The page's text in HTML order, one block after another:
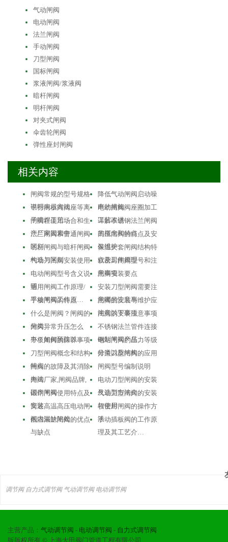
气动闸阀
电动闸阀
法兰闸阀
手动闸阀
刀型闸阀
国标闸阀
浆液闸阀/浆液阀
暗杆闸阀
明杆闸阀
对夹式闸阀
伞齿轮闸阀
弹性座封闸阀
相关内容
闸阀常规的型号规格
说明表示方法…
降低气动闸阀启动噪
声的措施
平行闸板阀阀座等离
子喷焊工艺
电动闸阀阀座圈加工
工艺改进
闸阀在使用场合和生
产厂家因素中…
详解不锈钢法兰闸阀
的概念和特点
法兰闸阀和普通闸阀
区别
高压闸阀的特点及安
装维护
明杆闸阀与暗杆闸阀
构造与区别
保温夹套闸阀结构特
点及工作原理
气动刀闸阀安装使用
软密封闸阀型号和注
意事项
电动闸阀型号含义说
明
闸阀安装要点
通用闸阀工作原理/
手动闸阀工作原…
安装刀型闸阀需要注
意哪些注意事…
平板闸阀的特点
闸阀的安装与维护应
注意以下事项
什么是闸阀？闸阀的
分类
闸阀的安装注意事项
闸阀异常升压怎么
办？如何预防以…
不锈钢法兰管件连接
钢制闸阀产品…
平板闸阀的保养事项
电站闸阀的压力等级
分类以及结构…
刀型闸阀概念和结构
特点
排渣刀型闸阀的应用
闸阀的故障及其消除
办法
闸阀型号编制说明
闸阀厂家,闸阀品牌,
国产闸阀
电动刀型闸阀的安装
及选型方法介…
锻钢闸阀使用特点及
安装
气动刀型闸阀的安装
与使用
简述高温高压电动闸
阀内漏缺陷处…
软密封闸阀的操作方
法
低温法兰闸阀的优点
与缺点
手动插板阀的工作原
理及其工艺介…
调节阀 自力式调节阀 气动调节阀 电动调节阀
主营产品： 气动调节阀 - 电动调节阀 - 自力式调节阀
版版权所有 © 上海大田阀门管道工程有限公司